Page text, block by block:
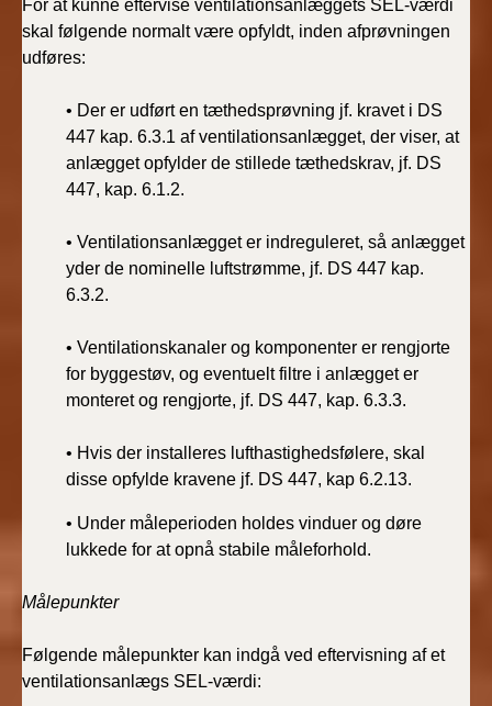
For at kunne eftervise ventilationsanlæggets SEL-værdi
skal følgende normalt være opfyldt, inden afprøvningen
udføres:
• Der er udført en tæthedsprøvning jf. kravet i DS
447 kap. 6.3.1 af ventilationsanlægget, der viser, at
anlægget opfylder de stillede tæthedskrav, jf. DS
447, kap. 6.1.2.
• Ventilationsanlægget er indreguleret, så anlægget
yder de nominelle luftstrømme, jf. DS 447 kap.
6.3.2.
• Ventilationskanaler og komponenter er rengjorte
for byggestøv, og eventuelt filtre i anlægget er
monteret og rengjorte, jf. DS 447, kap. 6.3.3.
• Hvis der installeres lufthastighedsfølere, skal
disse opfylde kravene jf. DS 447, kap 6.2.13.
• Under måleperioden holdes vinduer og døre
lukkede for at opnå stabile måleforhold.
Målepunkter
Følgende målepunkter kan indgå ved eftervisning af et
ventilationsanlægs SEL-værdi: